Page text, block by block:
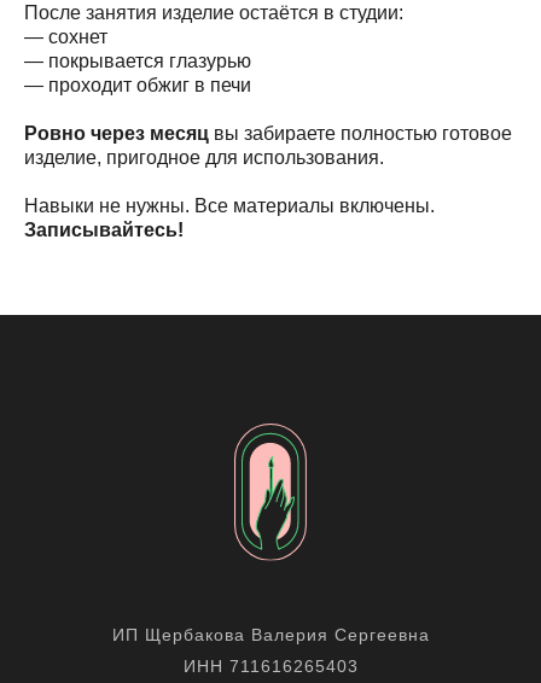
После занятия изделие остаётся в студии:
— сохнет
— покрывается глазурью
— проходит обжиг в печи
Ровно через месяц вы забираете полностью готовое
изделие, пригодное для использования.
Навыки не нужны. Все материалы включены.
Записывайтесь!
ИП Щербакова Валерия Сергеевна
ИНН 711616265403